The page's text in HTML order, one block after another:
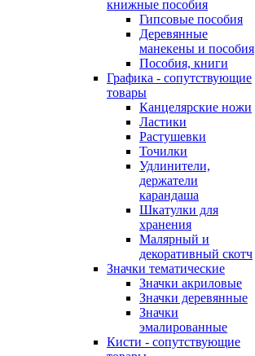
книжные пособия
Гипсовые пособия
Деревянные
манекены и пособия
Пособия, книги
Графика - сопутствующие
товары
Канцелярские ножи
Ластики
Растушевки
Точилки
Удлинители,
держатели
карандаша
Шкатулки для
хранения
Малярный и
декоративный скотч
Значки тематические
Значки акриловые
Значки деревянные
Значки
эмалированные
Кисти - сопутствующие